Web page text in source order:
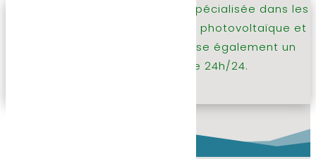
Créée en 2016, SOPITHERME est spécialisée dans les
travaux de sanitaire, chauffage, photovoltaïque et
ventilation. L’entreprise propose également un
service de dépannage 24h/24.